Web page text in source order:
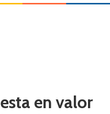
en valor